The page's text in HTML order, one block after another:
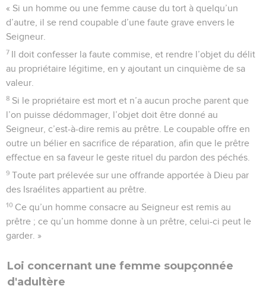
« Si un homme ou une femme cause du tort à quelqu’un
d’autre, il se rend coupable d’une faute grave envers le
Seigneur.
7 Il doit confesser la faute commise, et rendre l’objet du délit
au propriétaire légitime, en y ajoutant un cinquième de sa
valeur.
8 Si le propriétaire est mort et n’a aucun proche parent que
l’on puisse dédommager, l’objet doit être donné au
Seigneur, c’est-à-dire remis au prêtre. Le coupable offre en
outre un bélier en sacrifice de réparation, afin que le prêtre
effectue en sa faveur le geste rituel du pardon des péchés.
9 Toute part prélevée sur une offrande apportée à Dieu par
des Israélites appartient au prêtre.
10 Ce qu’un homme consacre au Seigneur est remis au
prêtre ; ce qu’un homme donne à un prêtre, celui-ci peut le
garder. »
Loi concernant une femme soupçonnée
d'adultère